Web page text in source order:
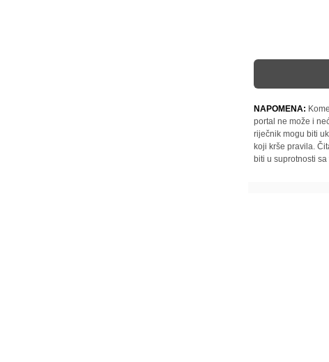
NAPOMENA:
portal ne može i
riječnik mogu biti
koji krše pravila.
biti u suprotnosti